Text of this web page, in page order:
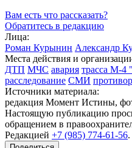
Вам есть что рассказать?
Обратитесь в редакцию
Лица:
Роман Курынин Александр
Места действия и
ДТП МЧС авария трасса М-4
расследование СМИ
Источники материала:
редакция Момент Истины,
Настоящую публикацию
обращением в
Редакцией +7 (985) 774-61-56.